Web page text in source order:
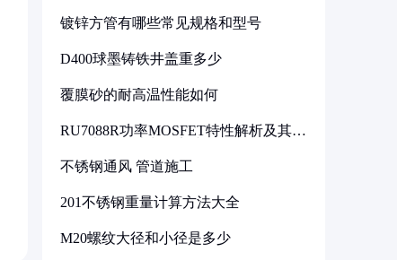
镀锌方管有哪些常见规格和型号
D400球墨铸铁井盖重多少
覆膜砂的耐高温性能如何
RU7088R功率MOSFET特性解析及其在
不锈钢通风 管道施工
201不锈钢重量计算方法大全
M20螺纹大径和小径是多少